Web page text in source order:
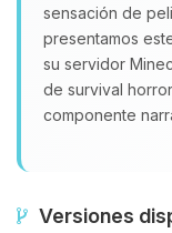
sensación de
presentamos
su servidor
de survival
componente
Versiones